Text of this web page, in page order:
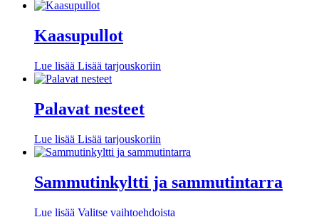
Kaasupullot
Lue lisää Lisää tarjouskoriin
Palavat nesteet
Lue lisää Lisää tarjouskoriin
Sammutinkyltti ja sammutintarra
Lue lisää Valitse vaihtoehdoista